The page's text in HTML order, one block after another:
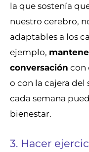
la que sostenía
nuestro cerebro,
adaptables a los
ejemplo,
conversación con
o con la cajera
cada semana
bienestar.
3. Hacer